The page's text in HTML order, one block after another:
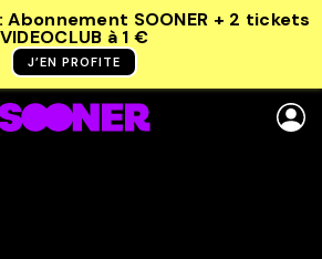
: Abonnement SOONER + 2 tickets
VIDEOCLUB à 1 €
J’EN PROFITE